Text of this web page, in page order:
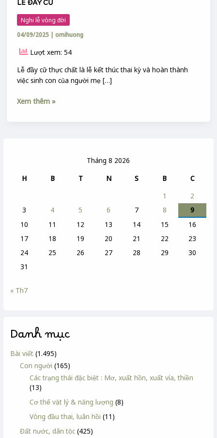
Tháng 8 2026
H
B T N S B
C
1
2
3
4 5 6 7 8
9
10
11 12 13 14 15
16
17
18 19 20 21 22
23
24
25 26 27 28 29
30
31
« Th7
Danh mục
Bài viết (1.495)
Con người (165)
Các trạng thái đặc biệt : Mơ, xuất hồn, xuất vía, thiền
(13)
Cơ thể vật lý & năng lượng (8)
Vòng đầu thai, luân hồi (11)
Đất nước, dân tộc (425)
LỄ ĐẦY CỮ
Nghi lễ vòng đời
04/09/2025 | omihuong
Lượt xem: 54
Lễ đầy cữ thực chất là lễ kết thúc thai kỳ và hoàn thành
việc sinh con của người mẹ […]
Xem thêm »